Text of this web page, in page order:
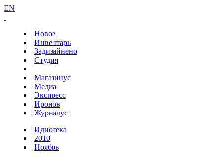
EN
Новое
Инвентарь
Задизайнено
Студия
Магазинус
Медиа
Экспресс
Иронов
Журналус
Идиотека
2010
Ноябрь